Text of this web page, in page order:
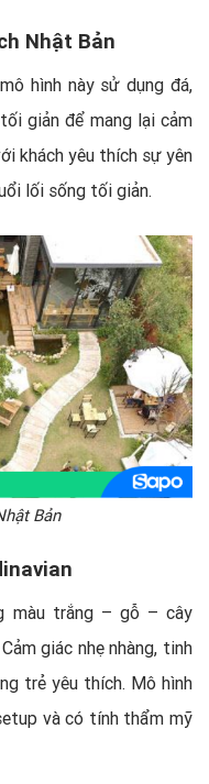
Nhật Bản
hình này sử dụng đá,
giản để mang lại cảm
khách yêu thích sự yên
lối sống tối giản.
Bản
màu trắng – gỗ – cây
giác nhẹ nhàng, tinh
trẻ yêu thích. Mô hình
và có tính thẩm mỹ